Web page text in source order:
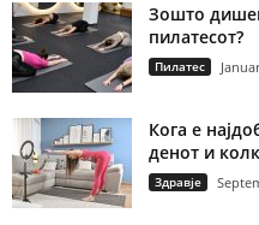
Зошто
пилатесот?
Пилатес
Кога е
денот и
Здравје